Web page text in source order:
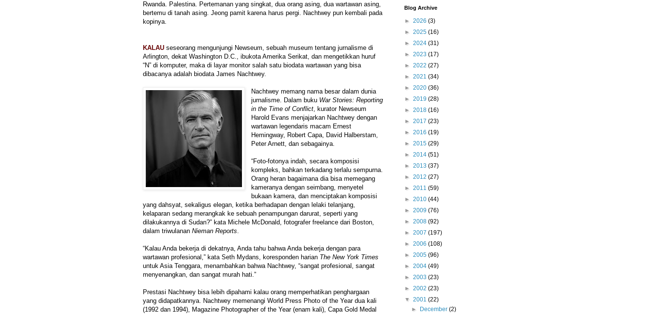
Rwanda. Palestina. Pertemanan yang singkat, dua orang asing, dua wartawan asing,
bertemu di tanah asing. Jeong pamit karena harus pergi. Nachtwey pun kembali pada
kopinya.
KALAU seseorang mengunjungi Newseum, sebuah museum tentang jurnalisme di
Arlington, dekat Washington D.C., ibukota Amerika Serikat, dan mengetikkan huruf
“N” di komputer, maka di layar monitor salah satu biodata wartawan yang bisa
dibacanya adalah biodata James Nachtwey.
Nachtwey memang nama besar dalam dunia
jurnalisme. Dalam buku War Stories: Reporting
in the Time of Conflict, kurator Newseum
Harold Evans menjajarkan Nachtwey dengan
wartawan legendaris macam Ernest
Hemingway, Robert Capa, David Halberstam,
Peter Arnett, dan sebagainya.
“Foto-fotonya indah, secara komposisi
kompleks, bahkan terkadang terlalu sempurna.
Orang heran bagaimana dia bisa memegang
kameranya dengan seimbang, menyetel
bukaan kamera, dan menciptakan komposisi
yang dahsyat, sekaligus elegan, ketika berhadapan dengan lelaki telanjang,
kelaparan sedang merangkak ke sebuah penampungan darurat, seperti yang
dilakukannya di Sudan?” kata Michele McDonald, fotografer freelance dari Boston,
dalam triwulanan Nieman Reports.
“Kalau Anda bekerja di dekatnya, Anda tahu bahwa Anda bekerja dengan para
wartawan profesional,” kata Seth Mydans, koresponden harian The New York Times
untuk Asia Tenggara, menambahkan bahwa Nachtwey, “sangat profesional, sangat
menyenangkan, dan sangat murah hati.”
Prestasi Nachtwey bisa lebih dipahami kalau orang memperhatikan penghargaan
yang didapatkannya. Nachtwey memenangi World Press Photo of the Year dua kali
(1992 dan 1994), Magazine Photographer of the Year (enam kali), Capa Gold Medal
Blog Archive
► 2026 (3)
► 2025 (16)
► 2024 (31)
► 2023 (17)
► 2022 (27)
► 2021 (34)
► 2020 (36)
► 2019 (28)
► 2018 (16)
► 2017 (23)
► 2016 (19)
► 2015 (29)
► 2014 (51)
► 2013 (37)
► 2012 (27)
► 2011 (59)
► 2010 (44)
► 2009 (76)
► 2008 (92)
► 2007 (197)
► 2006 (108)
► 2005 (96)
► 2004 (49)
► 2003 (23)
► 2002 (23)
▼ 2001 (22)
►
December(2)